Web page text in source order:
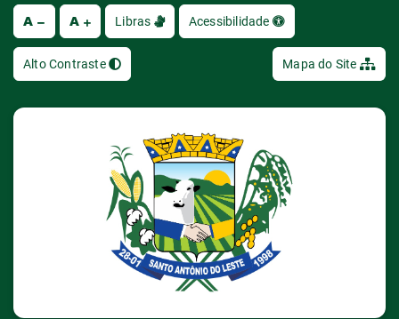
A A Libras Acessibilidade
Alto Contraste Mapa do Site